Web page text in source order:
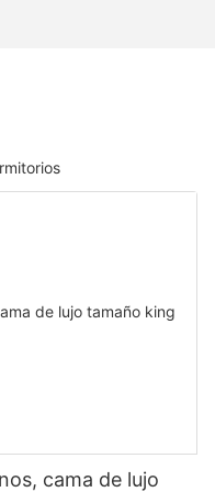
cama de lujo